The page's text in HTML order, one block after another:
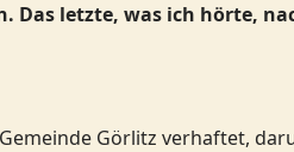
letzte, was ich hörte,
Görlitz verhaftet,